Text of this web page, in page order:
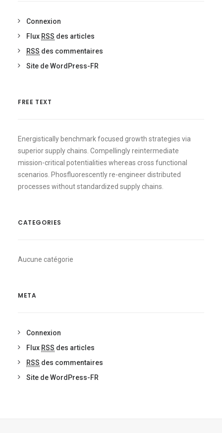
Connexion
Flux RSS des articles
RSS des commentaires
Site de WordPress-FR
FREE TEXT
Energistically benchmark focused growth strategies via
superior supply chains. Compellingly reintermediate
mission-critical potentialities whereas cross functional
scenarios. Phosfluorescently re-engineer distributed
processes without standardized supply chains.
CATEGORIES
Aucune catégorie
META
Connexion
Flux RSS des articles
RSS des commentaires
Site de WordPress-FR